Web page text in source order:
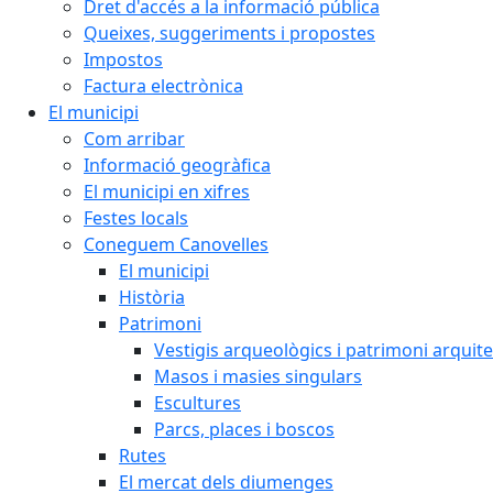
Dret d'accés a la informació pública
Queixes, suggeriments i propostes
Impostos
Factura electrònica
El municipi
Com arribar
Informació geogràfica
El municipi en xifres
Festes locals
Coneguem Canovelles
El municipi
Història
Patrimoni
Vestigis arqueològics i patrimoni
Masos i masies singulars
Escultures
Parcs, places i boscos
Rutes
El mercat dels diumenges